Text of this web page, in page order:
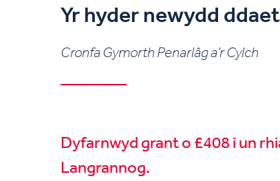
Yr hyder newydd
Cronfa Gymorth Penarlâg a’r Cylch
Dyfarnwyd grant o £408 i un
Langrannog.